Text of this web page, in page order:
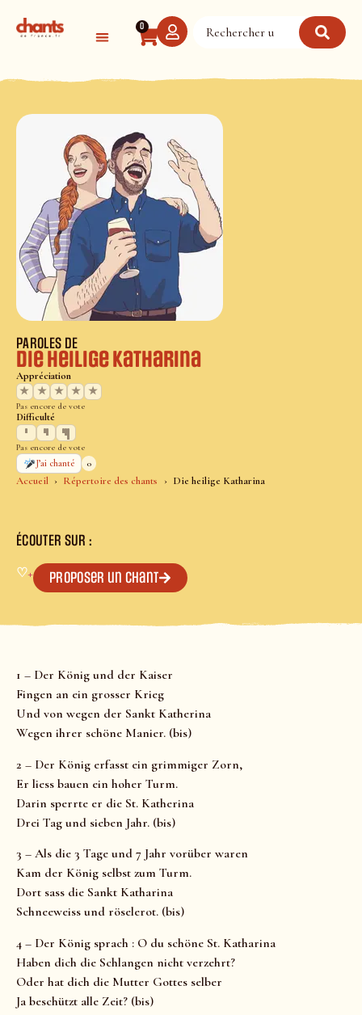
0
Accueil Répertoire des chants Die heilige Katharina
PAROLES DE
Die heilige Katharina
Appréciation
★
★ ★ ★ ★
Pas encore de vote
Difficulté
Pas encore de vote
J’ai chanté
0
ÉCOUTER SUR :
♡+ Proposer un chant
1 – Der König und der Kaiser
Fingen an ein grosser Krieg
Und von wegen der Sankt Katherina
Wegen ihrer schöne Manier. (bis)
2 – Der König erfasst ein grimmiger Zorn,
Er liess bauen ein hoher Turm.
Darin sperrte er die St. Katherina
Drei Tag und sieben Jahr. (bis)
3 – Als die 3 Tage und 7 Jahr vorüber waren
Kam der König selbst zum Turm.
Dort sass die Sankt Katharina
Schneeweiss und röselerot. (bis)
4 – Der König sprach : O du schöne St. Katharina
Haben dich die Schlangen nicht verzehrt?
Oder hat dich die Mutter Gottes selber
Ja beschützt alle Zeit? (bis)